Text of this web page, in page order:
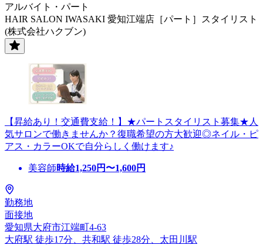
アルバイト・パート
HAIR SALON IWASAKI 愛知江端店［パート］スタイリスト
(株式会社ハクブン)
【昇給あり！交通費支給！】★パートスタイリスト募集★人
気サロンで働きませんか？復職希望の方大歓迎◎ネイル・ピ
アス・カラーOKで自分らしく働けます♪
美容師時給1,250円〜1,600円
勤務地
面接地
愛知県大府市江端町4-63
大府駅 徒歩17分、共和駅 徒歩28分、太田川駅